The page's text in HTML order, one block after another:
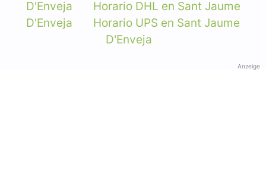
D'Enveja
Horario DHL en Sant Jaume
D'Enveja
Horario UPS en Sant Jaume
D'Enveja
Anzeige